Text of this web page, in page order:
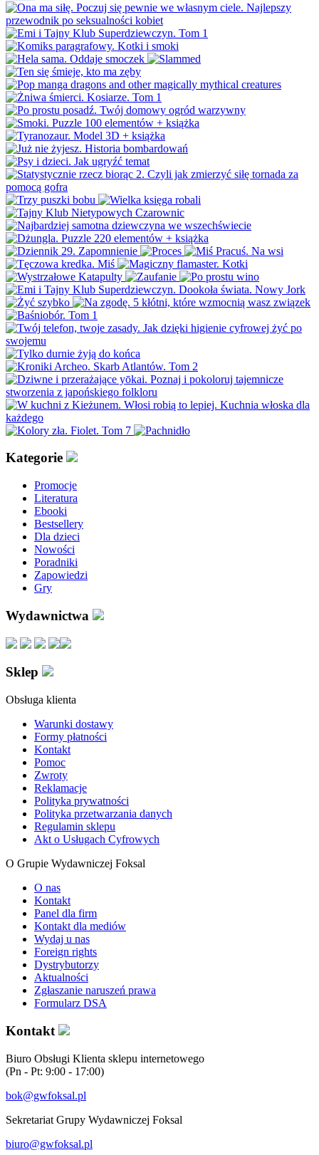
Kategorie
Promocje
Literatura
Ebooki
Bestsellery
Dla dzieci
Nowości
Poradniki
Zapowiedzi
Gry
Wydawnictwa
Sklep
Obsługa klienta
Warunki dostawy
Formy płatności
Kontakt
Pomoc
Zwroty
Reklamacje
Polityka prywatności
Polityka przetwarzania danych
Regulamin sklepu
Akt o Usługach Cyfrowych
O Grupie Wydawniczej Foksal
O nas
Kontakt
Panel dla firm
Kontakt dla mediów
Wydaj u nas
Foreign rights
Dystrybutorzy
Aktualności
Zgłaszanie naruszeń prawa
Formularz DSA
Kontakt
Biuro Obsługi Klienta sklepu internetowego
(Pn - Pt: 9:00 - 17:00)
bok@gwfoksal.pl
Sekretariat Grupy Wydawniczej Foksal
biuro@gwfoksal.pl